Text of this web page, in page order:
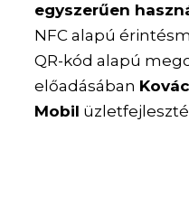
egyszerűen
NFC alapú
QR-kód alapú
előadásában
Mobil